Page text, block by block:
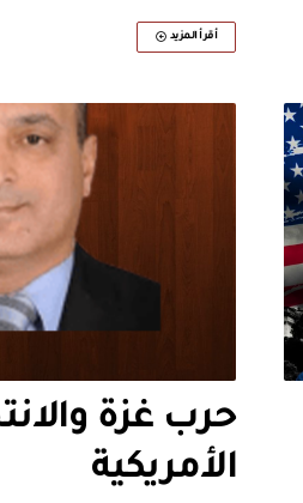
أقرأ المزيد
حرب غزة
الأمريكية